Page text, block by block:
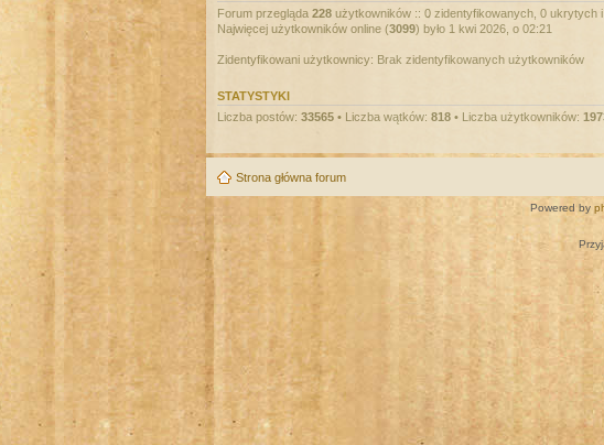
Forum przegląda 228 użytkowników :: 0 zidentyfikowanych, 0 ukrytych
Najwięcej użytkowników online (3099) było 1 kwi 2026, o 02:21
Zidentyfikowani użytkownicy: Brak zidentyfikowanych użytkowników
STATYSTYKI
Liczba postów: 33565 • Liczba wątków: 818 • Liczba użytkowników:
Strona główna forum
Powered by